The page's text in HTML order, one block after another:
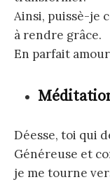
Ainsi, puissè-je
à rendre grâce.
En parfait
Déesse, toi qui
Généreuse et
je me tourne